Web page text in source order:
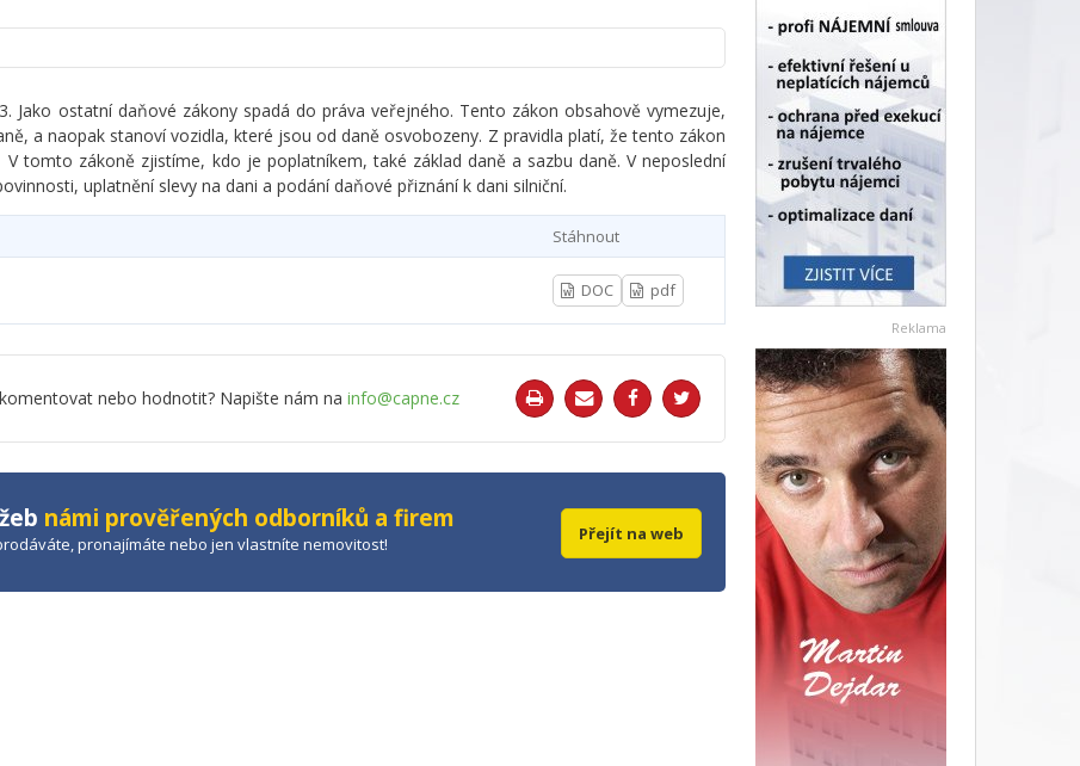
Reklama
Jako ostatní daňové zákony spadá do práva veřejného. Tento zákon obsahově vymezuje,
a naopak stanoví vozidla, které jsou od daně osvobozeny. Z pravidla platí, že tento zákon
tomto zákoně zjistíme, kdo je poplatníkem, také základ daně a sazbu daně. V neposlední
uplatnění slevy na dani a podání daňové přiznání k dani silniční.
Stáhnout
DOC pdf
nebo hodnotit? Napište nám na info@capne.cz
námi prověřených odborníků a firem
pronajímáte nebo jen vlastníte nemovitost! Přejít na web